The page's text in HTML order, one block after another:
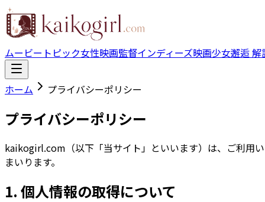
ムービートピック女性映画監督インディーズ映画少女邂逅 解
ホーム プライバシーポリシー
プライバシーポリシー
kaikogirl.com（以下「当サイト」といいます）は、ご利用
まいります。
1. 個人情報の取得について